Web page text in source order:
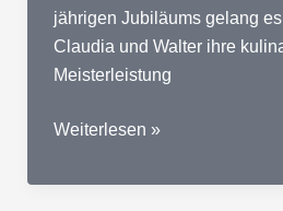
jährigen Jubiläums gelang
Claudia und Walter ihre
Meisterleistung
2017
Orby
Weiterlesen »